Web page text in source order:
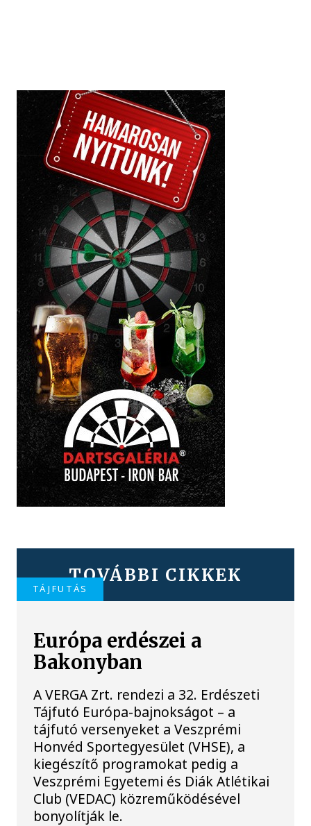
TOVÁBBI CIKKEK
TÁJFUTÁS
Európa erdészei a
Bakonyban
A VERGA Zrt. rendezi a 32. Erdészeti
Tájfutó Európa-bajnokságot – a
tájfutó versenyeket a Veszprémi
Honvéd Sportegyesület (VHSE), a
kiegészítő programokat pedig a
Veszprémi Egyetemi és Diák Atlétikai
Club (VEDAC) közreműködésével
bonyolítják le.